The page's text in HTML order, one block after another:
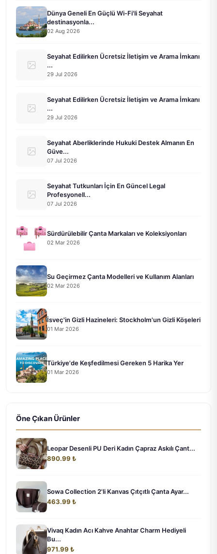
Dünya Geneli En Güçlü Wi-Fi'li Seyahat
destinasyonla...
02 Aug 2026
Seyahat Edilirken Ücretsiz İletişim ve Arama İmkanı
...
29 Jul 2026
Seyahat Edilirken Ücretsiz İletişim ve Arama İmkanı
...
29 Jul 2026
Seyahat Aberliklerinde Hukuki Destek Almanın En
Güve...
07 Jul 2026
Seyahat Tutkunları İçin En Güncel Legal
Profesyonell...
07 Jul 2026
Sürdürülebilir Çanta Markaları ve Koleksiyonları
02 Mar 2026
Su Geçirmez Çanta Modelleri ve Kullanım Alanları
02 Mar 2026
İsveç'in Gizli Hazineleri: Stockholm'un Gizli Köşeleri
01 Mar 2026
Türkiye'de Keşfedilmesi Gereken 5 Harika Yer
01 Mar 2026
Öne Çıkan Ürünler
Leopar Desenli PU Deri Kadın Çapraz Askılı Çant...
890.99 ₺
Sowa Collection 2'li Kanvas Çıtçıtlı Çanta Ayar...
463.99 ₺
Vivaq Kadın Acı Kahve Anahtar Charm Hediyeli
Bu...
971.99 ₺